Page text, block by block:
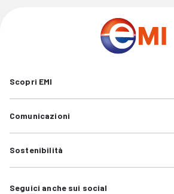
Scopri EMI
Comunicazioni
Sostenibilità
Seguici anche sui social